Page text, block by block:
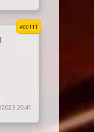
#00111
20:41